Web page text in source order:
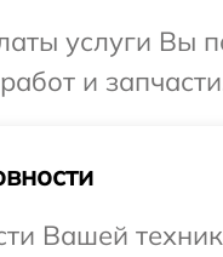
услуги Вы
и
Вашей